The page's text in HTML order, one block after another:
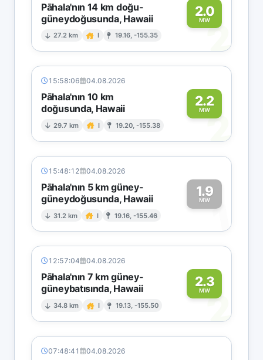
Pāhala'nın 14 km doğu-
güneydoğusunda, Hawaii
27.2 km I 19.16, -155.35
2.0
MW2
15:58:06 04.08.2026
Pāhala'nın 10 km
doğusunda, Hawaii
29.7 km I 19.20, -155.38
2.2
MW
2
15:48:12 04.08.2026
Pāhala'nın 5 km güney-
güneydoğusunda, Hawaii
31.2 km I 19.16, -155.46
1.9
MW1
12:57:04 04.08.2026
Pāhala'nın 7 km güney-
güneybatısında, Hawaii
34.8 km I 19.13, -155.50
2.3
MW2
07:48:41 04.08.2026